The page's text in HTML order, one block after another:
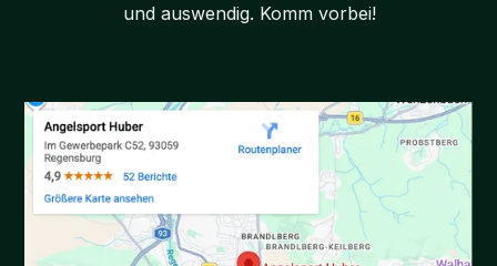
und auswendig. Komm vorbei!